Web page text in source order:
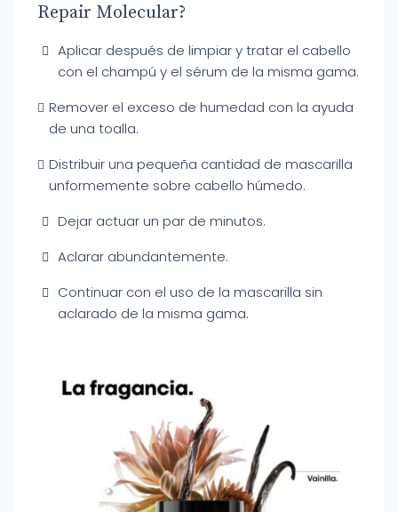
Repair Molecular?
Aplicar después de limpiar y tratar el cabello
con el champú y el sérum de la misma gama.
Remover el exceso de humedad con la ayuda
de una toalla.
Distribuir una pequeña cantidad de mascarilla
unformemente sobre cabello húmedo.
Dejar actuar un par de minutos.
Aclarar abundantemente.
Continuar con el uso de la mascarilla sin
aclarado de la misma gama.